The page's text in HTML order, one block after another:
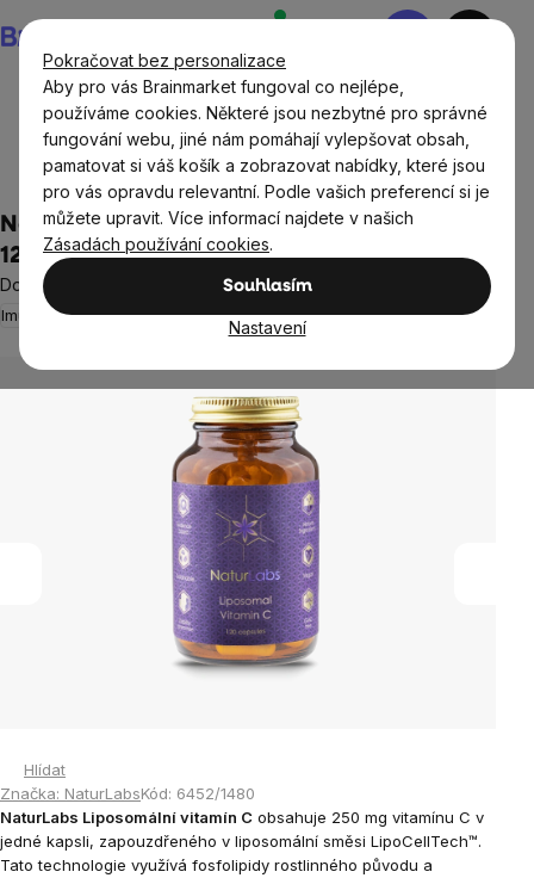
Pokračovat bez personalizace
Aby pro vás Brainmarket fungoval co nejlépe,
používáme cookies. Některé jsou nezbytné pro správné
fungování webu, jiné nám pomáhají vylepšovat obsah,
pamatovat si váš košík a zobrazovat nabídky, které jsou
pro vás opravdu relevantní. Podle vašich preferencí si je
můžete upravit. Více informací najdete v našich
Zásadách používání cookies.
Souhlasím
Nastavení
na
obsah
Nákupní
Doplňky stravy a výživa
Vitamíny a multivitamíny
Vitamín C
NaturLabs Liposomální vitamín C, 250 mg,
120 kapslí
Doplněk stravy
Imunita
produktu
2 hodnocení
Hlídat
Značka: NaturLabsKód: 6452/1480
NaturLabs Liposomální vitamín C obsahuje 250 mg vitamínu C v
jedné kapsli, zapouzdřeného v liposomální směsi LipoCellTech™.
Tato technologie využívá fosfolipidy rostlinného původu a